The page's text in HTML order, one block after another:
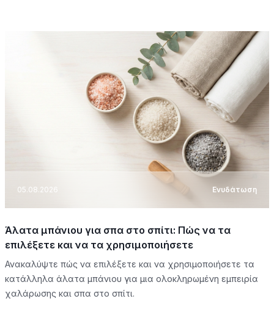
05.08.2026 Ενυδάτωση
Άλατα μπάνιου για σπα στο σπίτι: Πώς να τα
επιλέξετε και να τα χρησιμοποιήσετε
Ανακαλύψτε πώς να επιλέξετε και να χρησιμοποιήσετε τα
κατάλληλα άλατα μπάνιου για μια ολοκληρωμένη εμπειρία
χαλάρωσης και σπα στο σπίτι.